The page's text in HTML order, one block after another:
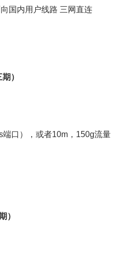
国内用户线路 三网直连
）
口），或者10m，150g流量
）